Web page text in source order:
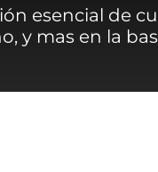
esencial de
y mas en la